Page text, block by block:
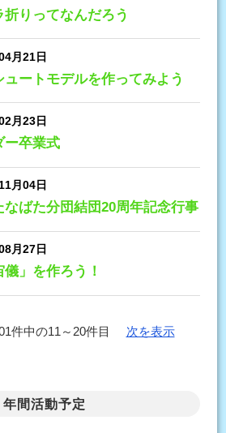
折りってなんだろう
月21日
ュートモデルを作ってみよう
月23日
ー卒業式
月04日
なばた分団結団20周年記念行事
月27日
儀」を作ろう！
件中の11～20件目 次を表示
年間活動予定